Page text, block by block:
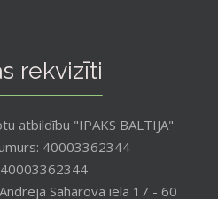
rekvizīti
atbildību "IPAKS BALTIJA"
40003362344
Saharova iela 17 - 60